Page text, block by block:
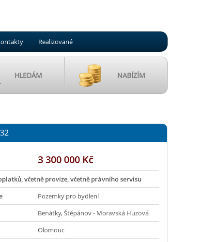
Realizované
HLEDÁM NABÍZÍM
3 300 000 Kč
včetně provize, včetně právního servisu
Pozemky pro bydlení
Benátky, Štěpánov - Moravská Huzová
Olomouc